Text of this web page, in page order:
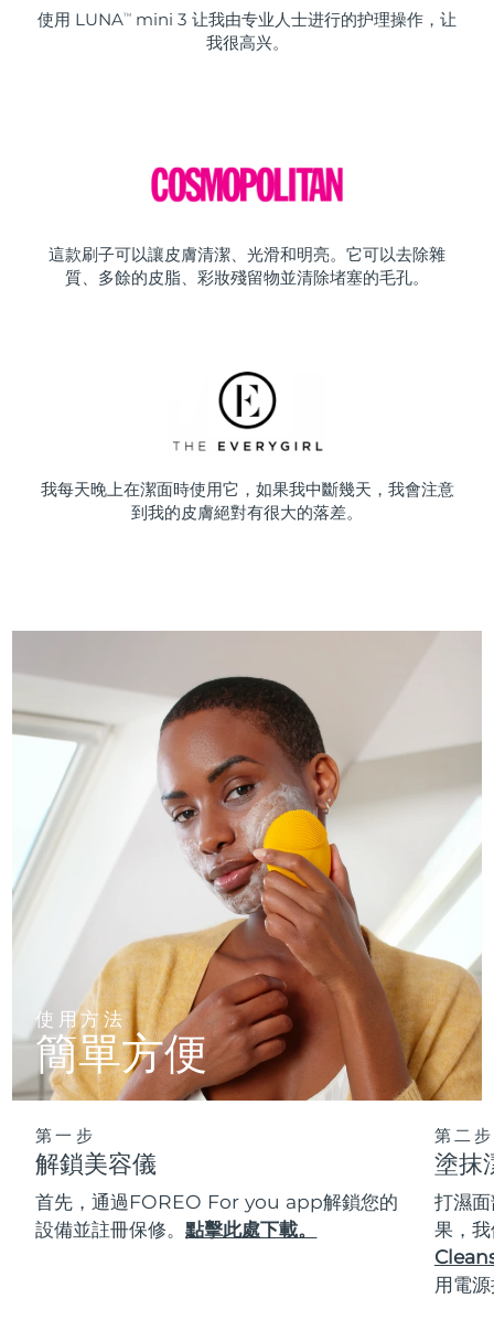
使用 LUNATM
mini 3 让我由专业人士进行的护理操作，让
我很高兴。
這款刷子可以讓皮膚清潔、光滑和明亮。它可以去除雜
質、多餘的皮脂、彩妝殘留物並清除堵塞的毛孔。
我每天晚上在潔面時使用它，如果我中斷幾天，我會注意
到我的皮膚絕對有很大的落差。
使用方法
簡單方便
第一步
解鎖美容儀
首先，通過FOREO For you app解鎖您的
設備並註冊保修。點擊此處下載。
第二步
塗抹
打濕
果，
用電